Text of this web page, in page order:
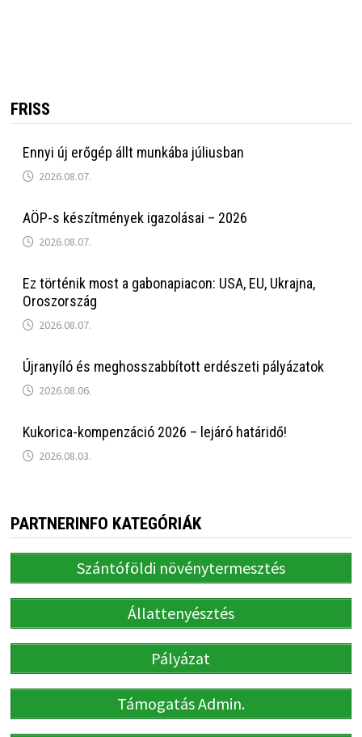
FRISS
Ennyi új erőgép állt munkába júliusban
2026.08.07.
AÖP-s készítmények igazolásai – 2026
2026.08.07.
Ez történik most a gabonapiacon: USA, EU, Ukrajna,
Oroszország
2026.08.07.
Újranyíló és meghosszabbított erdészeti pályázatok
2026.08.06.
Kukorica-kompenzáció 2026 – lejáró határidő!
2026.08.03.
PARTNERINFO KATEGÓRIÁK
Szántóföldi növénytermesztés
Állattenyésztés
Pályázat
Támogatás Admin.